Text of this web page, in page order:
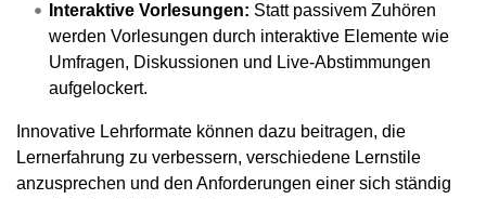
Interaktive Vorlesungen: Statt passivem Zuhören
werden Vorlesungen durch interaktive Elemente wie
Umfragen, Diskussionen und Live-Abstimmungen
aufgelockert.
Innovative Lehrformate können dazu beitragen, die
Lernerfahrung zu verbessern, verschiedene Lernstile
anzusprechen und den Anforderungen einer sich ständig